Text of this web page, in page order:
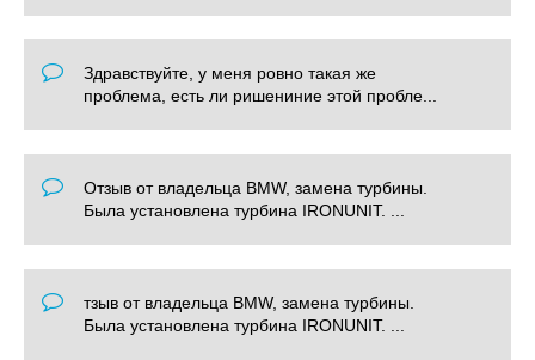
Здравствуйте, у меня ровно такая же
проблема, есть ли ришениние этой пробле...
Отзыв от владельца BMW, замена турбины.
Была установлена турбина IRONUNIT. ...
тзыв от владельца BMW, замена турбины.
Была установлена турбина IRONUNIT. ...